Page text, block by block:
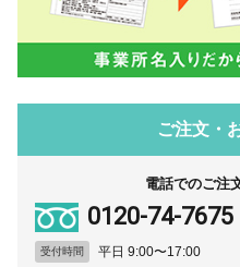
ご注文・
電話でのご注
0120-74-7675
受付時間 平日 9:00〜17:00